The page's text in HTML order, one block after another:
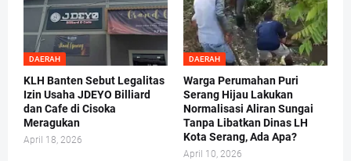
DAERAH
KLH Banten Sebut Legalitas
Izin Usaha JDEYO Billiard
dan Cafe di Cisoka
Meragukan
April 18, 2026
DAERAH
Warga Perumahan Puri
Serang Hijau Lakukan
Normalisasi Aliran Sungai
Tanpa Libatkan Dinas LH
Kota Serang, Ada Apa?
April 10, 2026